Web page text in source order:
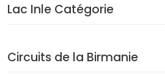
Lac Inle Catégorie
Circuits de la Birmanie